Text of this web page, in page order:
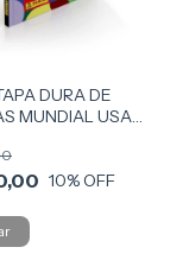
DURA DE
MUNDIAL USA
10% OFF